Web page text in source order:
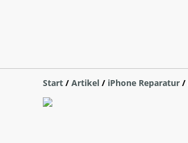
Start / Artikel / iPhone Reparatur /